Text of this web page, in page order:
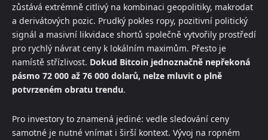
zůstává extrémně citlivý na kombinaci geopolitiky, makrodat
a derivátových pozic. Prudký pokles ropy, pozitivní politický
signál a masivní likvidace shortů společně vytvořily prostředí
pro rychlý návrat ceny k lokálním maximům. Přesto je
namístě střízlivost. Dokud Bitcoin jednoznačně nepřekoná
pásmo 72 000 až 76 000 dolarů, nelze mluvit o plně
potvrzeném obratu trendu.
Pro investory to znamená jediné: vedle sledování ceny
samotné je nutné vnímat i širší kontext. Vývoj na ropném